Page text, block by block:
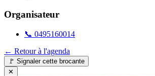
Organisateur
📞 0495160014
← Retour à l'agenda
🚩 Signaler cette brocante
✕